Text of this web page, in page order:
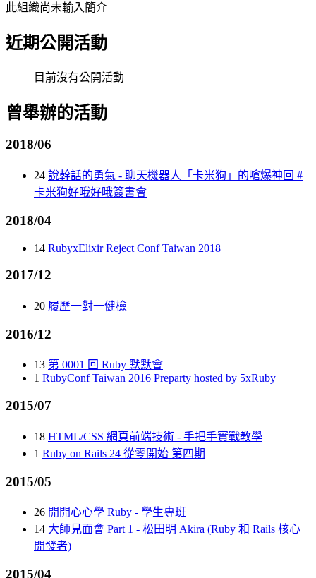
此組織尚未輸入簡介
近期公開活動
目前沒有公開活動
曾舉辦的活動
2018/06
24 說幹話的勇氣 - 聊天機器人「卡米狗」的嗆爆神回 #
卡米狗好哦好哦簽書會
2018/04
14 RubyxElixir Reject Conf Taiwan 2018
2017/12
20 履歷一對一健檢
2016/12
13 第 0001 回 Ruby 默默會
1 RubyConf Taiwan 2016 Preparty hosted by 5xRuby
2015/07
18 HTML/CSS 網頁前端技術 - 手把手實戰教學
1 Ruby on Rails 24 從零開始 第四期
2015/05
26 開開心心學 Ruby - 學生專班
14 大師見面會 Part 1 - 松田明 Akira (Ruby 和 Rails 核心
開發者)
2015/04